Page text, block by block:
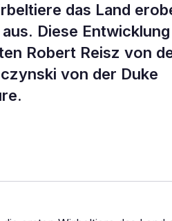
260
das Land
Diese
Robert Reisz von
von der Duke